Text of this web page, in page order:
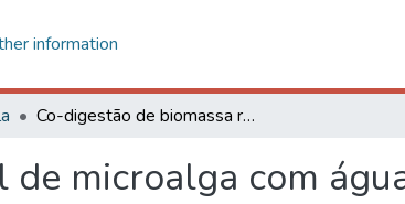
information
Co-digestão de biomassa residual de microalga com água residuária do processamento do café
microalga com